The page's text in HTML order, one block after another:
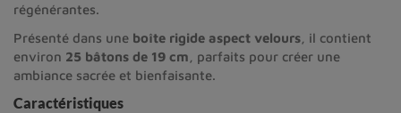
régénérantes.
Présenté dans une boîte rigide aspect velours, il contient
environ 25 bâtons de 19 cm, parfaits pour créer une
ambiance sacrée et bienfaisante.
Caractéristiques